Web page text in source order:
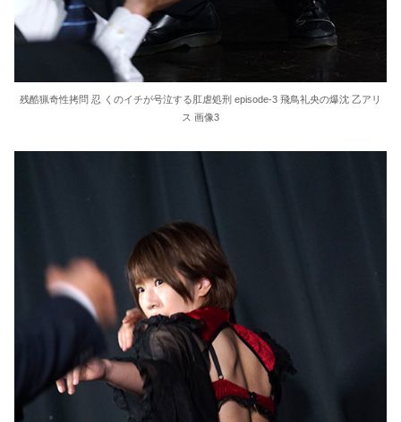
残酷猟奇性拷問 忍 くのイチが号泣する肛虐処刑 episode-3 飛鳥礼央の爆沈 乙アリ
ス 画像3